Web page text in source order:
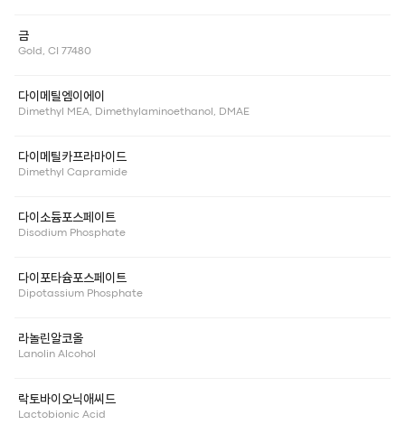
금
Gold, CI 77480
다이메틸엠이에이
Dimethyl MEA, Dimethylaminoethanol, DMAE
다이메틸카프라마이드
Dimethyl Capramide
다이소듐포스페이트
Disodium Phosphate
다이포타슘포스페이트
Dipotassium Phosphate
라놀린알코올
Lanolin Alcohol
락토바이오닉애씨드
Lactobionic Acid